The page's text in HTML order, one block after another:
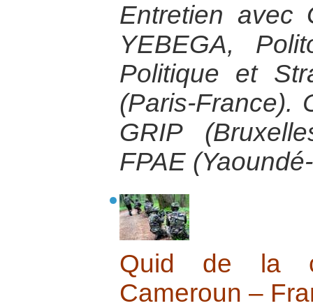
Entretien avec
YEBEGA,
Politique et
(Paris-France).
GRIP
FPAE
Quid de la
Cameroun –